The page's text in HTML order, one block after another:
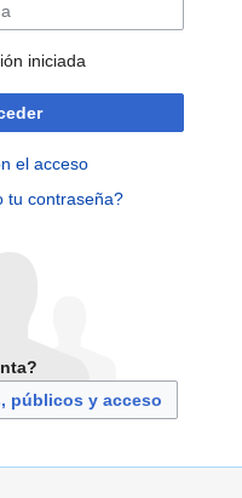
iniciada
el acceso
tu contraseña?
públicos y acceso